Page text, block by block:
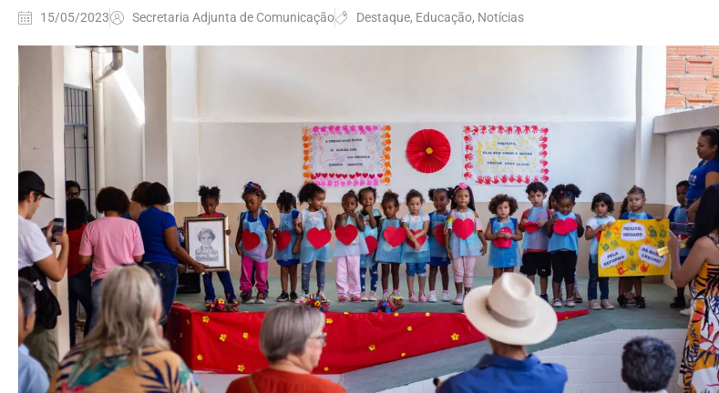
15/05/2023 Secretaria Adjunta de Comunicação Destaque, Educação, Notícias